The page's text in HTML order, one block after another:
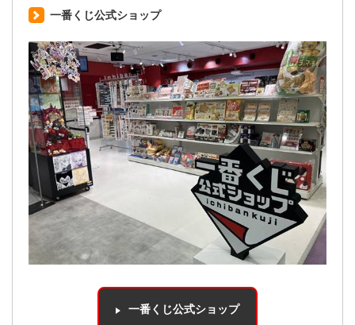
一番くじ公式ショップ
一番くじ公式ショップ